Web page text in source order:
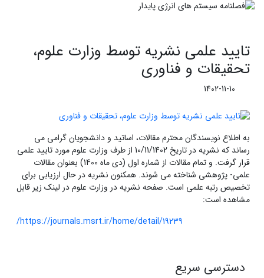
تایید علمی نشریه توسط وزارت علوم،
تحقیقات و فناوری
1402-11-10
به اطلاع نویسندگان محترم مقالات، اساتید و دانشجویان گرامی می
رساند که نشریه در تاریخ 10/11/1402 از طرف وزارت علوم مورد تایید علمی
قرار گرفت. و تمام مقالات از شماره اول (دی ماه 1400) بعنوان مقالات
علمی- پژوهشی شناخته می شوند. همکنون نشریه در حال ارزیابی برای
تخصیص رتبه علمی است. صفحه نشریه در وزارت علوم در لینک زیر قابل
مشاهده است:
https://journals.msrt.ir/home/detail/19239/
دسترسی سریع